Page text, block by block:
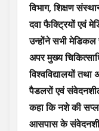
विभाग, शिक्षण
दवा फैक्ट्रियों एवं
उन्होंने सभी मेडिकल
अपर मुख्य
विश्वविद्यालयों
पैडलरों एवं
कहा कि नशे की
आसपास के संवेदनशील